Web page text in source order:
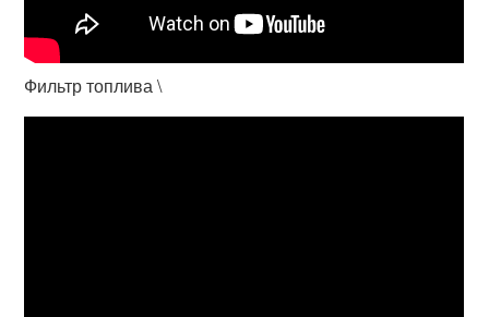
Фильтр топлива \